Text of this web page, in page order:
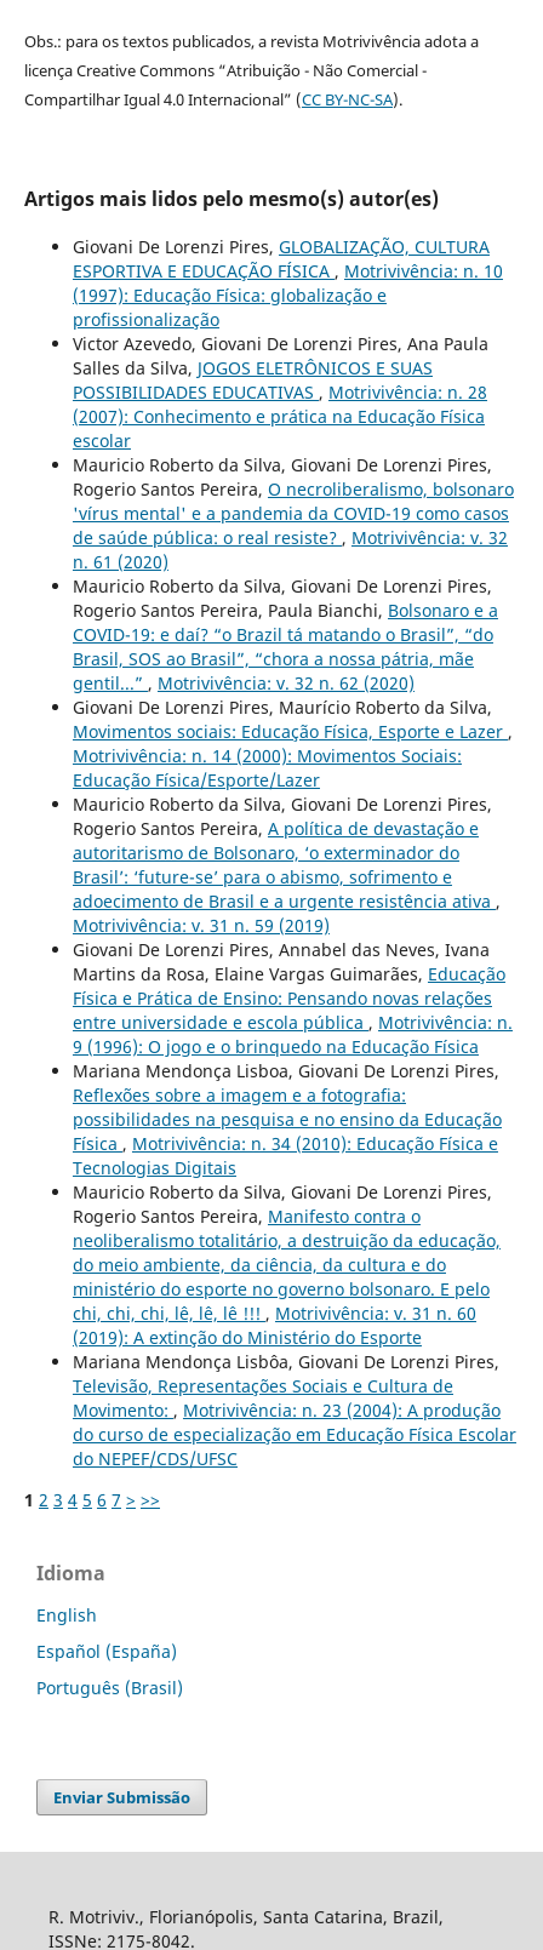
Obs.: para os textos publicados, a revista Motrivivência adota a
licença Creative Commons “Atribuição - Não Comercial -
Compartilhar Igual 4.0 Internacional” (CC BY-NC-SA).
Artigos mais lidos pelo mesmo(s) autor(es)
Giovani De Lorenzi Pires, GLOBALIZAÇÃO, CULTURA
ESPORTIVA E EDUCAÇÃO FÍSICA , Motrivivência: n. 10
(1997): Educação Física: globalização e
profissionalização
Victor Azevedo, Giovani De Lorenzi Pires, Ana Paula
Salles da Silva, JOGOS ELETRÔNICOS E SUAS
POSSIBILIDADES EDUCATIVAS , Motrivivência: n. 28
(2007): Conhecimento e prática na Educação Física
escolar
Mauricio Roberto da Silva, Giovani De Lorenzi Pires,
Rogerio Santos Pereira, O necroliberalismo, bolsonaro
'vírus mental' e a pandemia da COVID-19 como casos
de saúde pública: o real resiste? , Motrivivência: v. 32
n. 61 (2020)
Mauricio Roberto da Silva, Giovani De Lorenzi Pires,
Rogerio Santos Pereira, Paula Bianchi, Bolsonaro e a
COVID-19: e daí? “o Brazil tá matando o Brasil”, “do
Brasil, SOS ao Brasil”, “chora a nossa pátria, mãe
gentil...” , Motrivivência: v. 32 n. 62 (2020)
Giovani De Lorenzi Pires, Maurício Roberto da Silva,
Movimentos sociais: Educação Física, Esporte e Lazer ,
Motrivivência: n. 14 (2000): Movimentos Sociais:
Educação Física/Esporte/Lazer
Mauricio Roberto da Silva, Giovani De Lorenzi Pires,
Rogerio Santos Pereira, A política de devastação e
autoritarismo de Bolsonaro, ‘o exterminador do
Brasil’: ‘future-se’ para o abismo, sofrimento e
adoecimento de Brasil e a urgente resistência ativa ,
Motrivivência: v. 31 n. 59 (2019)
Giovani De Lorenzi Pires, Annabel das Neves, Ivana
Martins da Rosa, Elaine Vargas Guimarães, Educação
Física e Prática de Ensino: Pensando novas relações
entre universidade e escola pública , Motrivivência: n.
9 (1996): O jogo e o brinquedo na Educação Física
Mariana Mendonça Lisboa, Giovani De Lorenzi Pires,
Reflexões sobre a imagem e a fotografia:
possibilidades na pesquisa e no ensino da Educação
Física , Motrivivência: n. 34 (2010): Educação Física e
Tecnologias Digitais
Mauricio Roberto da Silva, Giovani De Lorenzi Pires,
Rogerio Santos Pereira, Manifesto contra o
neoliberalismo totalitário, a destruição da educação,
do meio ambiente, da ciência, da cultura e do
ministério do esporte no governo bolsonaro. E pelo
chi, chi, chi, lê, lê, lê !!! , Motrivivência: v. 31 n. 60
(2019): A extinção do Ministério do Esporte
Mariana Mendonça Lisbôa, Giovani De Lorenzi Pires,
Televisão, Representações Sociais e Cultura de
Movimento: , Motrivivência: n. 23 (2004): A produção
do curso de especialização em Educação Física Escolar
do NEPEF/CDS/UFSC
1 2 3 4 5 6 7 > >>
Idioma
English
Español (España)
Português (Brasil)
Enviar Submissão
R. Motriviv., Florianópolis, Santa Catarina, Brazil,
ISSNe: 2175-8042.